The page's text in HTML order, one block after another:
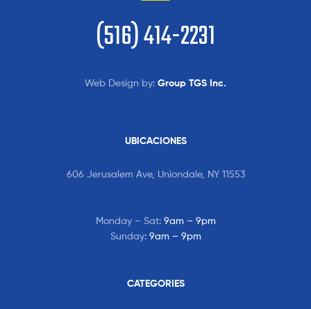
(516) 414-2231
Web Design by: Group TGS Inc.
UBICACIONES
606 Jerusalem Ave, Uniondale, NY 11553
Monday – Sat: 9am – 9pm
Sunday: 9am – 9pm
CATEGORIES